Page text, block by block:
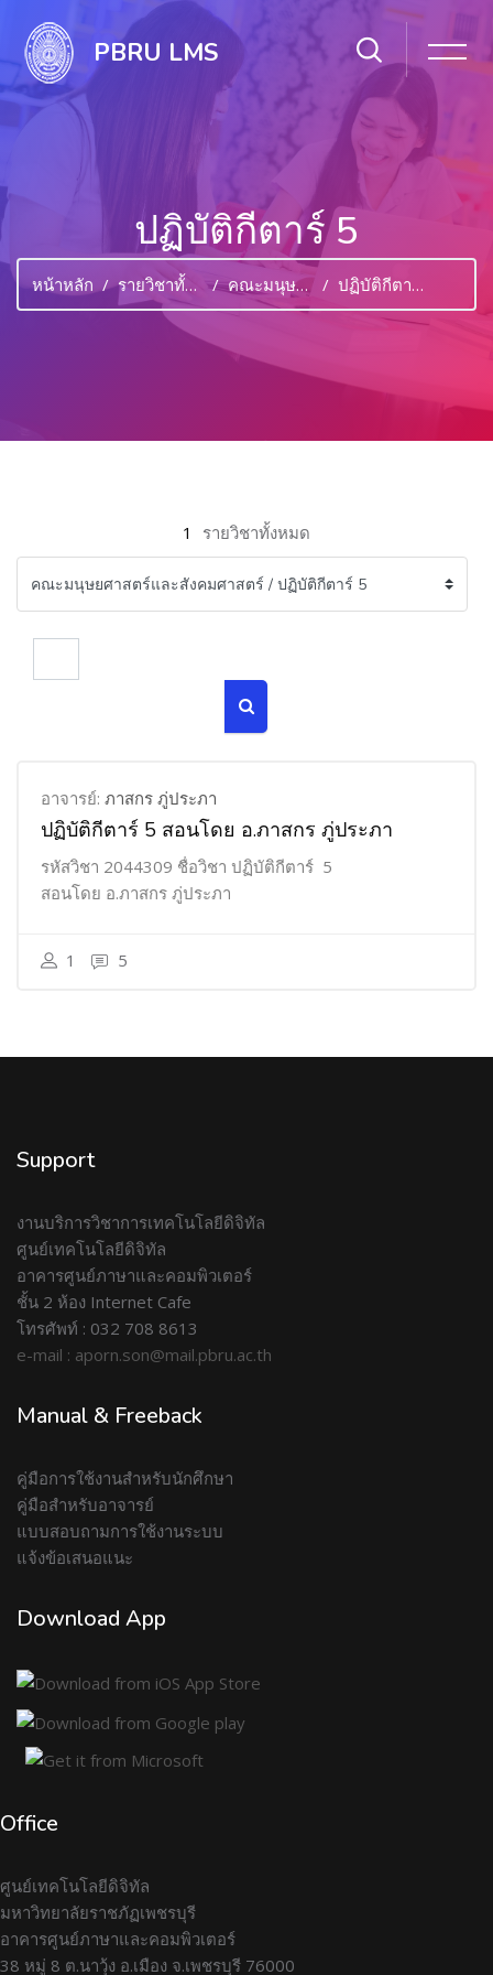
PBRU LMS
ปฏิบัติกีตาร์ 5
หน้าหลัก รายวิชาทั้งหมด คณะมนุษยศาสตร์และสังคมศาสตร์ ปฏิบัติกีตาร์ 5
1 รายวิชาทั้งหมด
อาจารย์: ภาสกร ภู่ประภา
ปฏิบัติกีตาร์ 5 สอนโดย อ.ภาสกร ภู่ประภา
รหัสวิชา 2044309 ชื่อวิชา ปฏิบัติกีตาร์ 5
สอนโดย อ.ภาสกร ภู่ประภา
1 5
Support
งานบริการวิชาการเทคโนโลยีดิจิทัล
ศูนย์เทคโนโลยีดิจิทัล
อาคารศูนย์ภาษาและคอมพิวเตอร์
ชั้น 2 ห้อง Internet Cafe
โทรศัพท์ : 032 708 8613
e-mail : aporn.son@mail.pbru.ac.th
Manual & Freeback
คู่มือการใช้งานสำหรับนักศึกษา
คู่มือสำหรับอาจารย์
แบบสอบถามการใช้งานระบบ
แจ้งข้อเสนอแนะ
Download App
Office
ศูนย์เทคโนโลยีดิจิทัล
มหาวิทยาลัยราชภัฏเพชรบุรี
อาคารศูนย์ภาษาและคอมพิวเตอร์
38 หมู่ 8 ต.นาวุ้ง อ.เมือง จ.เพชรบุรี 76000